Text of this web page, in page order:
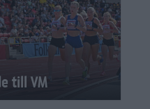
till VM